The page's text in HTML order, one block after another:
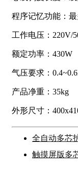
程序记忆功能：
工作电压：220V/
额定功率：430W
气压要求：
产品净重：35kg
外形尺寸：
全自动多芯
触摸屏版多